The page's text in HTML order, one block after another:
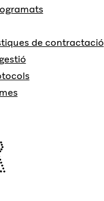
de contractació